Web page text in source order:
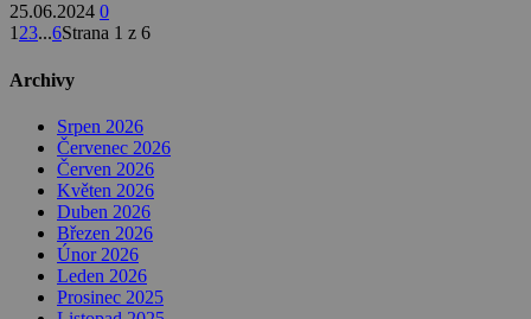
25.06.2024 0
1 23...6Strana 1 z 6
Archivy
Srpen 2026
Červenec 2026
Červen 2026
Květen 2026
Duben 2026
Březen 2026
Únor 2026
Leden 2026
Prosinec 2025